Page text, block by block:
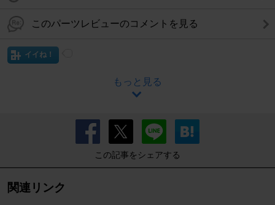
このパーツレビューのコメントを見る
イイね！
もっと見る
この記事をシェアする
関連リンク